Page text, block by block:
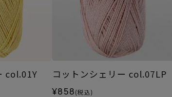
col.01Y コットンシェリー col.07LP
¥858(税込)